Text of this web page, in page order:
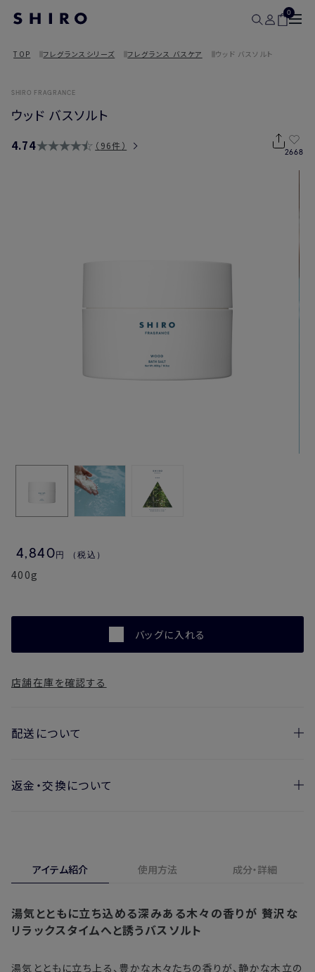
0
TOP フレグランスシリーズ フレグランス バスケア ウッド バスソルト
SHIRO FRAGRANCE
ウッド バスソルト
4.74 96件
2668
4,840円 （税込）
400g
バッグに入れる
店舗在庫を確認する
配送について
お届け日の目安
※新製品（限定製品）は除きます。
※定期販売のお申し込みは、7日後以降の配送となります。
注文後、お届けまでにかかる日数の目安
返金・交換について
合、期間内*であれば、返金・交換サービスをご利用いただけ
ます。
※ オンラインストアでご購入の場合、発送完了メールの翌日から10日
間。対象の直営店舗でご購入の場合、購入日の翌日から7日間
アイテム紹介 使用方法 成分・詳細
湯気とともに立ち込める深みある木々の香りが 贅沢な
リラックスタイムへと誘うバスソルト
湯気とともに立ち上る、豊かな木々たちの香りが、静かな木立の